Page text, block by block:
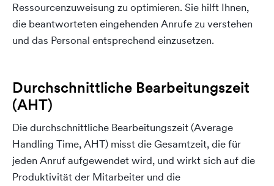
Ressourcenzuweisung zu optimieren. Sie hilft Ihnen,
die beantworteten eingehenden Anrufe zu verstehen
und das Personal entsprechend einzusetzen.
Durchschnittliche Bearbeitungszeit
(AHT)
Die durchschnittliche Bearbeitungszeit (Average
Handling Time, AHT) misst die Gesamtzeit, die für
jeden Anruf aufgewendet wird, und wirkt sich auf die
Produktivität der Mitarbeiter und die